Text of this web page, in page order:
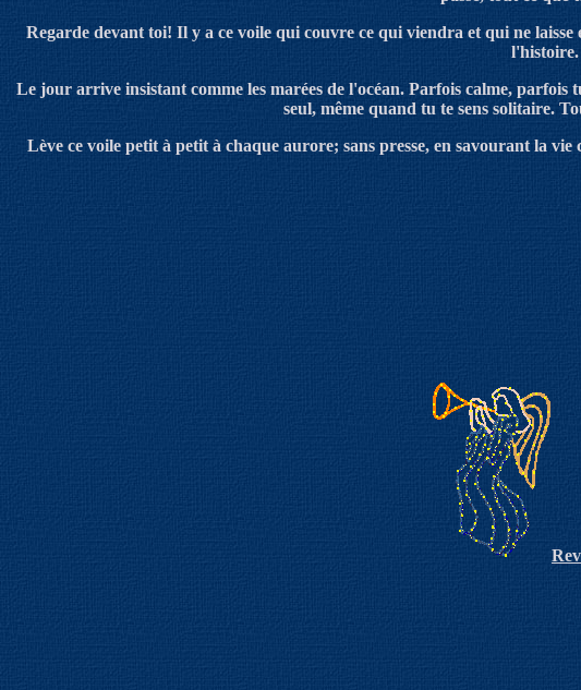
Regarde devant toi! Il y a ce voile qui couvre ce qui viendra et qui ne
l'histoire.
Le jour arrive insistant comme les marées de l'océan. Parfois calme, parfois
seul, même quand tu te sens solitaire.
Lèvece voile petit à petit à chaque aurore; sans presse, en savourant la